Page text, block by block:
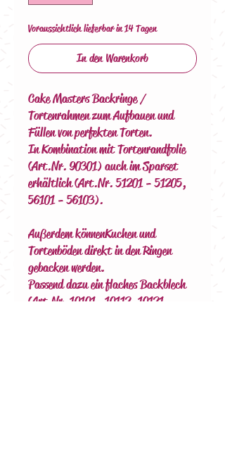
Voraussichtlich lieferbar in 14 Tagen
In den Warenkorb
Cake Masters Backringe /
Tortenrahmen zum Aufbauen und
Füllen von perfekten Torten.
In Kombination mit Tortenrandfolie
(Art.Nr. 90301) auch im Sparset
erhältlich (Art.Nr. 51201 - 51205,
56101 - 56103).
Außerdem können Kuchen und
Tortenböden direkt in den Ringen
gebacken werden.
Passend dazu ein flaches Backblech
(Art.Nr. 10101 - 10112, 10121,